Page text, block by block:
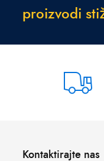
proizvod i sti
Kontaktirajte nas